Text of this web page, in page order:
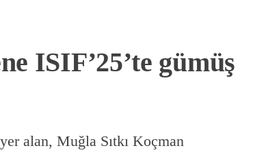
ISIF’25’te gümüş
alan, Muğla Sıtkı Koçman